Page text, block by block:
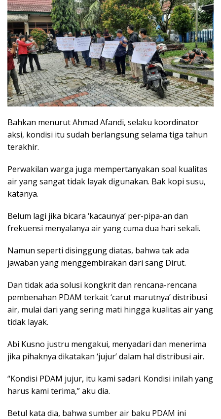
Bahkan menurut Ahmad Afandi, selaku koordinator
aksi, kondisi itu sudah berlangsung selama tiga tahun
terakhir.
Perwakilan warga juga mempertanyakan soal kualitas
air yang sangat tidak layak digunakan. Bak kopi susu,
katanya.
Belum lagi jika bicara ‘kacaunya’ per-pipa-an dan
frekuensi menyalanya air yang cuma dua hari sekali.
Namun seperti disinggung diatas, bahwa tak ada
jawaban yang menggembirakan dari sang Dirut.
Dan tidak ada solusi kongkrit dan rencana-rencana
pembenahan PDAM terkait ‘carut marutnya’ distribusi
air, mulai dari yang sering mati hingga kualitas air yang
tidak layak.
Abi Kusno justru mengakui, menyadari dan menerima
jika pihaknya dikatakan ‘jujur’ dalam hal distribusi air.
“Kondisi PDAM jujur, itu kami sadari. Kondisi inilah yang
harus kami terima,” aku dia.
Betul kata dia, bahwa sumber air baku PDAM ini